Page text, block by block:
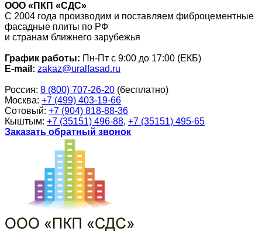
ООО «ПКП «СДС»
С 2004 года производим и поставляем фиброцементные
фасадные плиты по РФ
и странам ближнего зарубежья
График работы: Пн-Пт с 9:00 до 17:00 (ЕКБ)
E-mail: zakaz@uralfasad.ru
Россия: 8 (800) 707-26-20 (бесплатно)
Москва: +7 (499) 403-19-66
Сотовый: +7 (904) 818-88-36
Кыштым: +7 (35151) 496-88, +7 (35151) 495-65
Заказать обратный звонок